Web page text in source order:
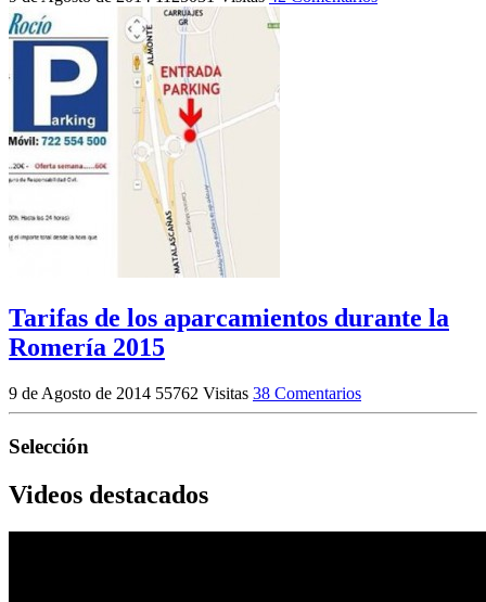
Tarifas de los aparcamientos durante la
Romería 2015
9 de Agosto de 2014 55762 Visitas 38 Comentarios
Selección
Videos destacados